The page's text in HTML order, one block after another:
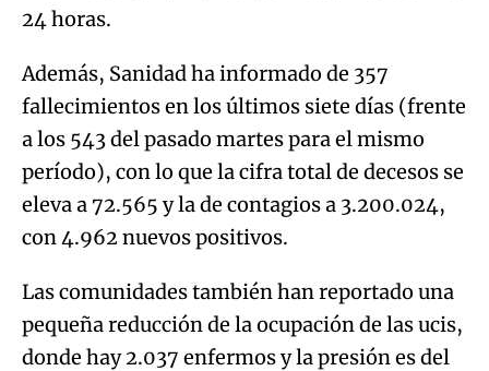
24 horas.
Además, Sanidad ha informado de 357
fallecimientos en los últimos siete días (frente
a los 543 del pasado martes para el mismo
período), con lo que la cifra total de decesos se
eleva a 72.565 y la de contagios a 3.200.024,
con 4.962 nuevos positivos.
Las comunidades también han reportado una
pequeña reducción de la ocupación de las ucis,
donde hay 2.037 enfermos y la presión es del